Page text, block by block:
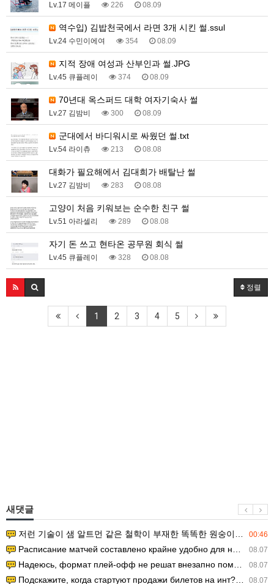
Lv.17 메이플 226 08.09
역수입) 김밥천국에서 라면 3개 시킨 썰.ssul
Lv.24 수민이에여 354 08.09
지적 장애 여성과 산부인과 썰.JPG
Lv.45 큐플레이 374 08.09
70년대 옥스퍼드 대학 여자기숙사 썰
Lv.27 김밤비 300 08.09
군대에서 바디워시로 싸웠던 썰.txt
Lv.54 라이츄 213 08.08
대화가 필요해에서 김대희가 배탈난 썰
Lv.27 김밤비 283 08.08
고양이 처음 키워보는 순수한 친구 썰
Lv.51 아라셀리 289 08.08
자기 돈 쓰고 현타온 공무원 회식 썰
Lv.45 큐플레이 328 08.08
정렬
1 2 3 4 5
새댓글
00:46
저런 기술이 샘 알트먼 같은 철학이 부재한 똑똑한 원숭이에게 있다는게 문제.
08.07
Расписание матчей составлено крайне удобно для нашего часово…
08.07
Надеюсь, формат плей-офф не решат внезапно поменять. https:/…
08.07
Подскажите, когда стартуют продажи билетов на инт? https://g…